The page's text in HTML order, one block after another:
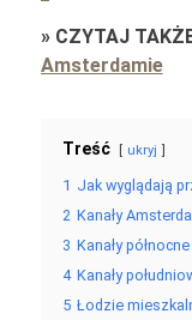
» CZYTAJ
Amsterdamie
Treść ukryj
1 Jak wyglądają
2 Kanały
3 Kanały północne
4 Kanały
5 Łodzie